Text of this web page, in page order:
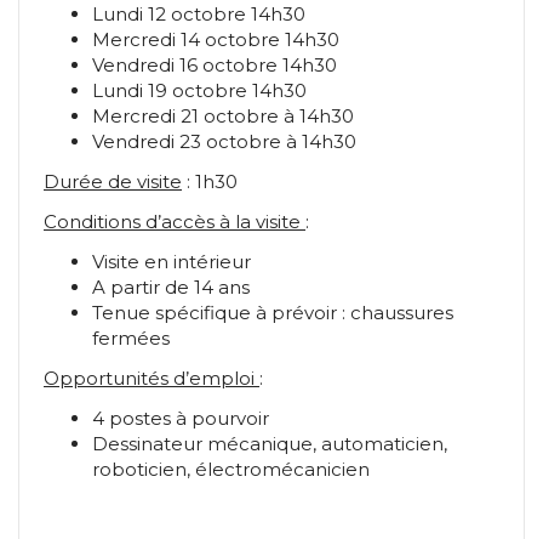
Lundi 12 octobre 14h30
Mercredi 14 octobre 14h30
Vendredi 16 octobre 14h30
Lundi 19 octobre 14h30
Mercredi 21 octobre à 14h30
Vendredi 23 octobre à 14h30
Durée de visite : 1h30
Conditions d’accès à la visite :
Visite en intérieur
A partir de 14 ans
Tenue spécifique à prévoir : chaussures
fermées
Opportunités d’emploi :
4 postes à pourvoir
Dessinateur mécanique, automaticien,
roboticien, électromécanicien